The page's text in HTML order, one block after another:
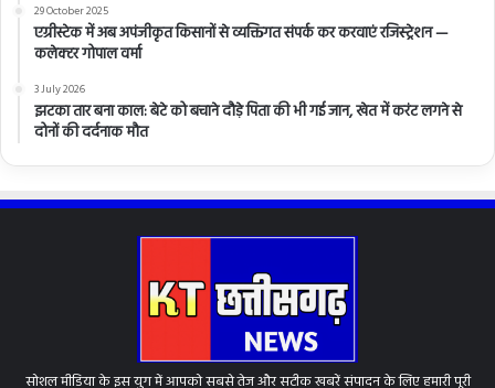
29 October 2025
एग्रीस्टेक में अब अपंजीकृत किसानों से व्यक्तिगत संपर्क कर करवाएं रजिस्ट्रेशन —
कलेक्टर गोपाल वर्मा
3 July 2026
झटका तार बना काल: बेटे को बचाने दौड़े पिता की भी गई जान, खेत में करंट लगने से
दोनों की दर्दनाक मौत
सोशल मीडिया के इस युग में आपको सबसे तेज और सटीक खबरें संपादन के लिए हमारी पूरी